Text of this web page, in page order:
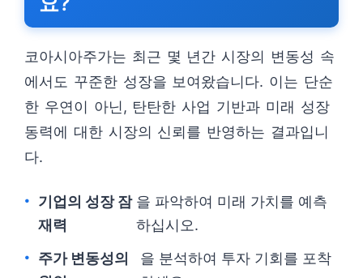
코아시아주가는 최근 몇 년간 시장의 변동성 속
에서도 꾸준한 성장을 보여왔습니다. 이는 단순
한 우연이 아닌, 탄탄한 사업 기반과 미래 성장
동력에 대한 시장의 신뢰를 반영하는 결과입니
다.
기업의 성장 잠
재력
을 파악하여 미래 가치를 예측
하십시오.
주가 변동성의
을 분석하여 투자 기회를 포착